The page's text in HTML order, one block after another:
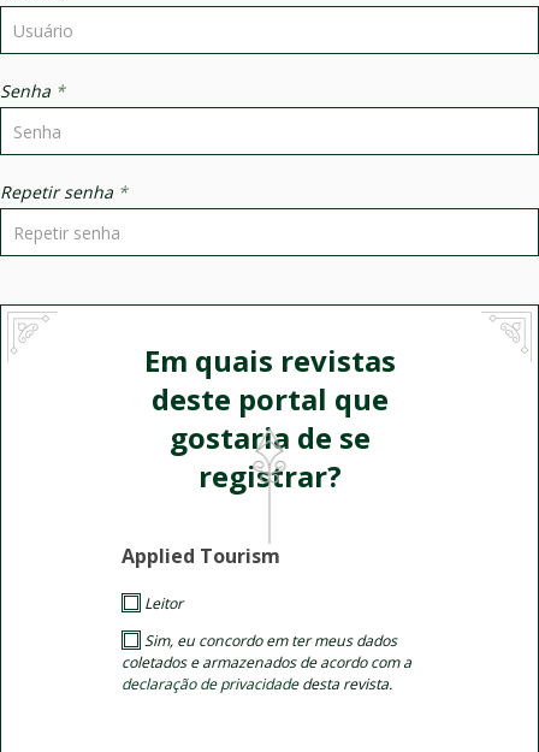
Senha *
Repetir senha *
Em quais revistas
deste portal que
gostaria de se
registrar?
Applied Tourism
Leitor
coletados e armazenados de acordo com a
declaração de privacidadedesta revista.